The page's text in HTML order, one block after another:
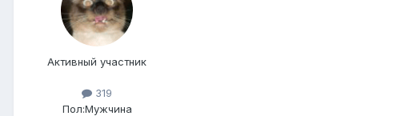
Активный участник
319
Пол:Мужчина